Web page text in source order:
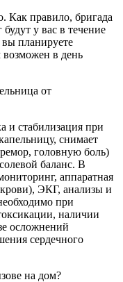
Как правило, бригада
у вас в течение
планируете
возможен в день
от
и стабилизация при
снимает
головную боль)
баланс. В
аппаратная
ЭКГ, анализы и
при
наличии
осложнений
сердечного
на дом?